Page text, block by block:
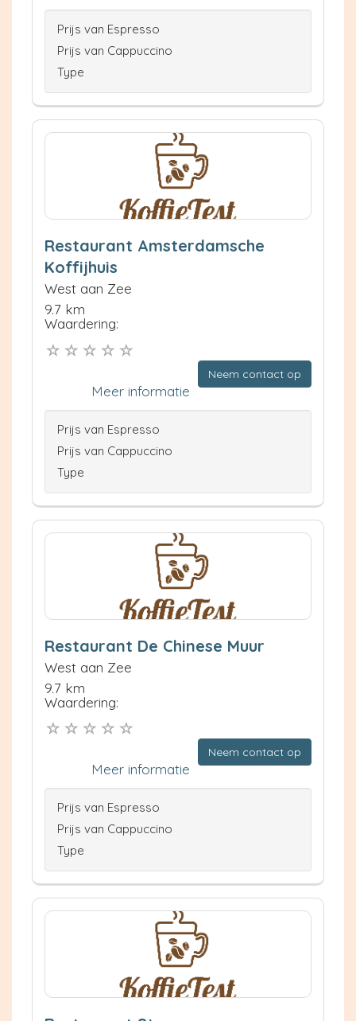
Prijs van Espresso
Prijs van Cappuccino
Type
Restaurant Amsterdamsche
Koffijhuis
West aan Zee
9.7 km
Waardering:
Neem contact op
Meer informatie
Prijs van Espresso
Prijs van Cappuccino
Type
Restaurant De Chinese Muur
West aan Zee
9.7 km
Waardering:
Neem contact op
Meer informatie
Prijs van Espresso
Prijs van Cappuccino
Type